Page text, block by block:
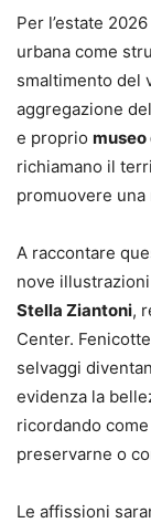
Per l’estate
urbana come
smaltimento del
aggregazione
e proprio
richiamano il
promuovere una
A raccontare
nove
Stella Ziantoni,
Center.
selvaggi
evidenza la
ricordando
preservarne o
Le affissioni